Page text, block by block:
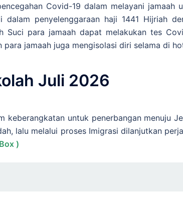
Covid-19 dalam melayani jamaah
penyelenggaraan haji 1441 Hijriah
Suci para jamaah dapat melakukan tes
jamaah juga mengisolasi diri selama di
Juli 2026
keberangkatan untuk penerbangan menuju
lalu melalui proses Imigrasi dilanjutkan
)